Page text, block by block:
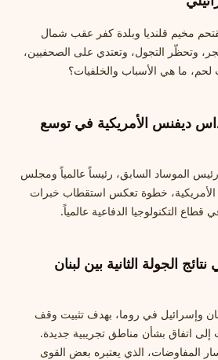
مخيم قلنديا وبلدة كفر عقب شمال
وتحظّر التجول، وتعتدي على الصحفيين،
ما هي الأسباب والخلفيات؟
ديفنس الأمريكية في توسع
الموساد السابق، رئيساً عالمياً ومجلس
الأمريكية، خطوة تعكس استقطاب خبرات
التكنولوجيا الدفاعية عالمياً.
الجولة الثانية بين لبنان
وإسرائيل في روما، بهدف تثبيت وقف
إلى اتفاق بشأن مناطق تجريبية جديدة.
المفاوضات، الذي يعتبره بعض القوى